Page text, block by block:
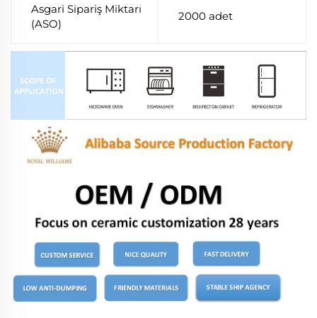
Asgari Sipariş Miktarı
(ASO)
2000 adet